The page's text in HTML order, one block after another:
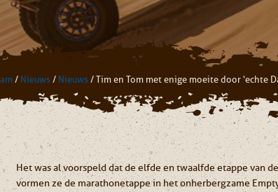
/ Nieuws / Nieuws /Tim en Tom met enige moeite door ‘echte
Het was al voorspeld dat de elfde en twaalfde etappe van
vormen ze de marathonetappe in het onherbergzame